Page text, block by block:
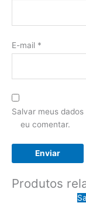
E-mail *
Salvar meus
eu comentar.
Produtos